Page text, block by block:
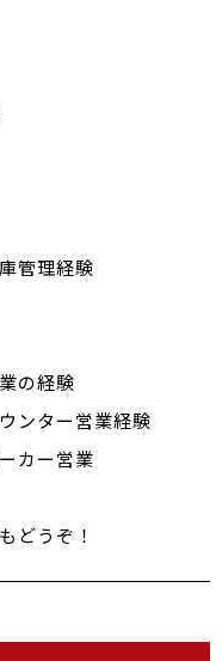
管理経験
の経験
ンター営業経験
カー営業
どうぞ！